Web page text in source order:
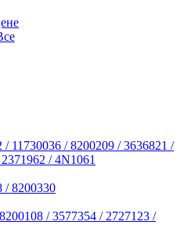
11730036 / 8200209 / 3636821 /
/ 4N1061
/ 8200330
/ 3577354 / 2727123 /